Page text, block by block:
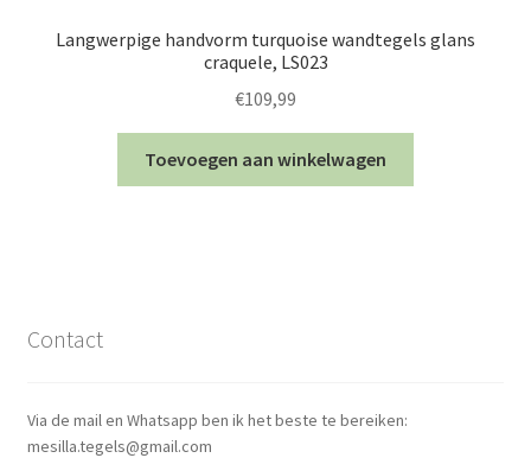
Langwerpige handvorm turquoise wandtegels glans
craquele, LS023
€109,99
Toevoegen aan winkelwagen
Contact
Via de mail en Whatsapp ben ik het beste te bereiken:
mesilla.tegels@gmail.com